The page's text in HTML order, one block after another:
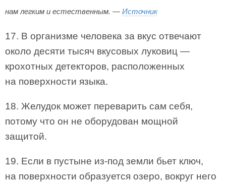
нам легким и естественным. — Источник
17. В организме человека за вкус отвечают
около десяти тысяч вкусовых луковиц —
крохотных детекторов, расположенных
на поверхности языка.
18. Желудок может переварить сам себя,
потому что он не оборудован мощной
защитой.
19. Если в пустыне из-под земли бьет ключ,
на поверхности образуется озеро, вокруг него